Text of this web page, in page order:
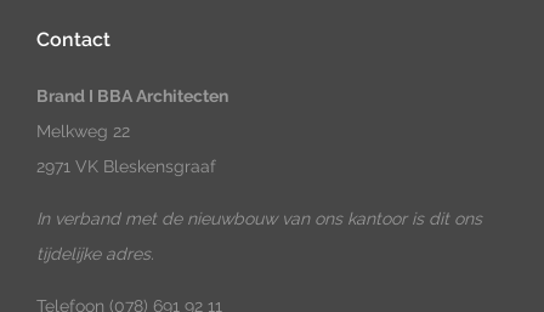
Contact
Brand I BBA Architecten
Melkweg 22
2971 VK Bleskensgraaf
In verband met de nieuwbouw van ons kantoor is dit ons
tijdelijke adres.
Telefoon (078) 691 92 11